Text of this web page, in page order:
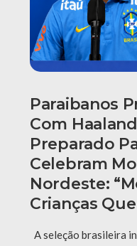
Paraibanos
Com
Preparado
Celebram
Nordeste:
Crianças
A seleção brasileira